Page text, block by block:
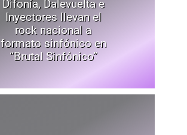
Difonía, Dalevuelta e
Inyectores llevan el
rock nacional a
formato sinfónico en
“Brutal Sinfónico”